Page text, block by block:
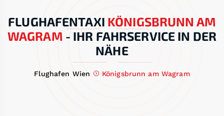
FLUGHAFENTAXI KÖNIGSBRUNN AM
WAGRAM - IHR FAHRSERVICE IN DER
NÄHE
Flughafen Wien Königsbrunn am Wagram